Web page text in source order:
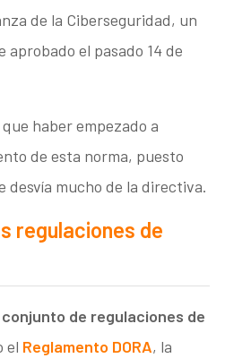
de la Ciberseguridad, un
el pasado 14 de
haber empezado a
de esta norma, puesto
desvía mucho de la directiva.
regulaciones de
conjunto de regulaciones de
el Reglamento DORA, la